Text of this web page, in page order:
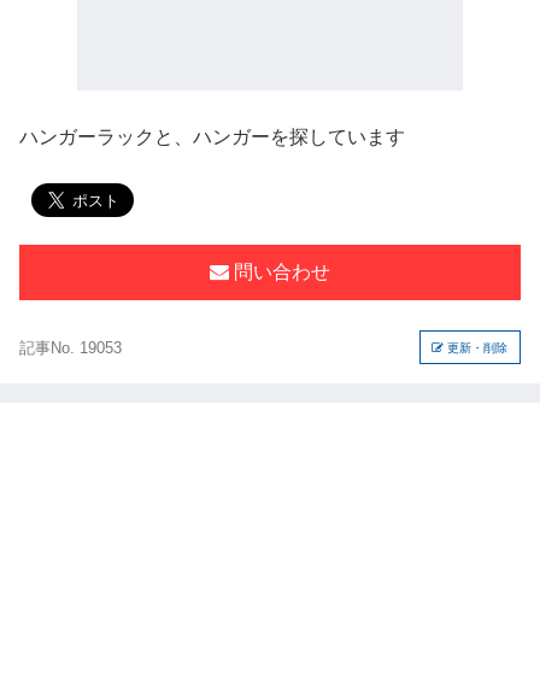
ハンガーラックと、ハンガーを探しています
問い合わせ
記事No. 19053 更新・削除